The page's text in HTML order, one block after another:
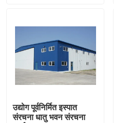
एक उद्धरण का अनुरोध करें
इस्पात संरचना गोदाम
इस्पात संरचना कार्यशाला
हल्के इस्पात संरचना
उद्योग पूर्वनिर्मित इस्पात
संरचना धातु भवन संरचना